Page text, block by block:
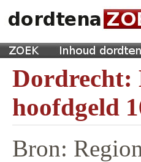
Dordrecht:
hoofdgeld
Bron: